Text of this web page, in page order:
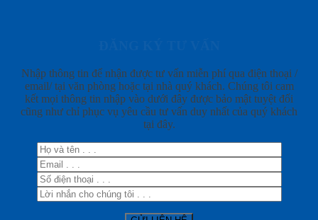
Nhập thông tin để nhận được tư vấn miễn phí qua điện thoại /
email/ tại văn phòng hoặc tại nhà quý khách. Chúng tôi cam
kết mọi thông tin nhập vào dưới đây được bảo mật tuyệt đối
cũng như chỉ phục vụ yêu cầu tư vấn duy nhất của quý khách
tại đây.